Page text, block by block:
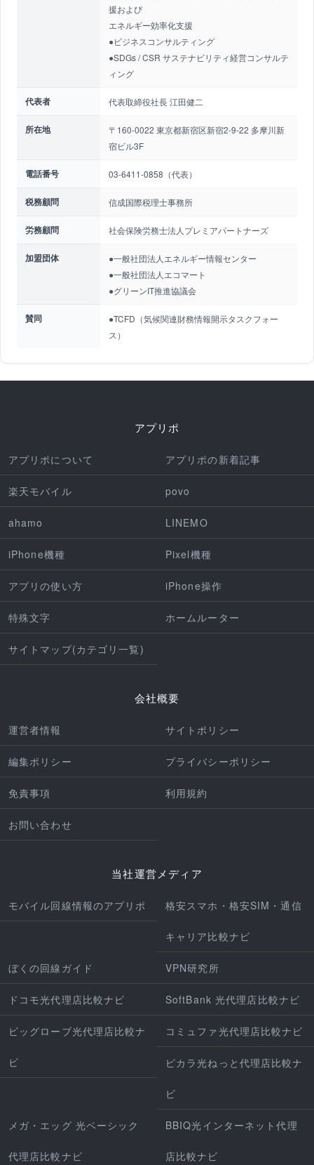
援および
エネルギー効率化支援
●ビジネスコンサルティング
●SDGs / CSR サステナビリティ経営コンサルテ
ィング
代表者 代表取締役社長 江田健二
所在地
〒160-0022 東京都新宿区新宿2-9-22 多摩川新
宿ビル3F
電話番号 03-6411-0858（代表）
税務顧問 信成国際税理士事務所
労務顧問 社会保険労務士法人プレミアパートナーズ
加盟団体
●一般社団法人エネルギー情報センター
●一般社団法人エコマート
●グリーンIT推進協議会
賛同
●TCFD（気候関連財務情報開示タスクフォー
ス）
アプリポ
アプリポについて アプリポの新着記事
楽天モバイル povo
ahamo LINEMO
iPhone機種 Pixel機種
アプリの使い方 iPhone操作
特殊文字 ホームルーター
サイトマップ(カテゴリ一覧)
会社概要
運営者情報 サイトポリシー
編集ポリシー プライバシーポリシー
免責事項 利用規約
お問い合わせ
当社運営メディア
モバイル回線情報のアプリポ 格安スマホ・格安SIM・通信
キャリア比較ナビ
ぼくの回線ガイド VPN研究所
ドコモ光代理店比較ナビ SoftBank 光代理店比較ナビ
ビッグローブ光代理店比較ナ
ビ
コミュファ光代理店比較ナビ
ピカラ光ねっと代理店比較ナ
ビ
メガ・エッグ 光ベーシック
代理店比較ナビ
BBIQ光インターネット代理
店比較ナビ